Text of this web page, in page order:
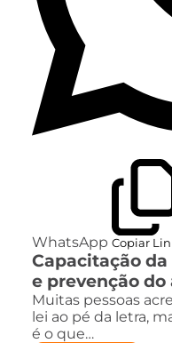
WhatsApp Copiar
Capacitação
e prevenção do
Muitas pessoas
lei ao pé da letra,
é o que…